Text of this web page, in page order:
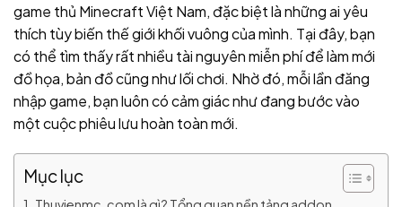
game thủ Minecraft Việt Nam, đặc biệt là những ai yêu
thích tùy biến thế giới khối vuông của mình. Tại đây, bạn
có thể tìm thấy rất nhiều tài nguyên miễn phí để làm mới
đồ họa, bản đồ cũng như lối chơi. Nhờ đó, mỗi lần đăng
nhập game, bạn luôn có cảm giác như đang bước vào
một cuộc phiêu lưu hoàn toàn mới.
Mục lục